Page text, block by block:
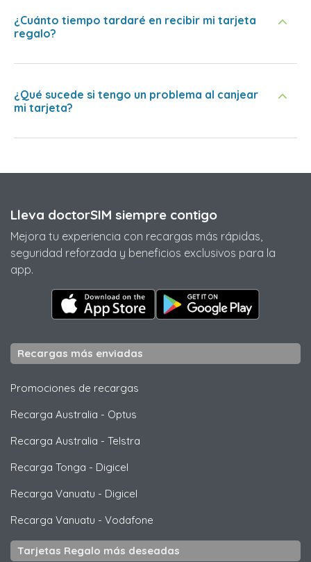
¿Cuánto tiempo tardaré en recibir mi tarjeta
regalo?
¿Qué sucede si tengo un problema al canjear
mi tarjeta?
Lleva doctorSIM siempre contigo
Mejora tu experiencia con recargas más rápidas,
seguridad reforzada y beneficios exclusivos para la
app.
Recargas más enviadas
Promociones de recargas
Recarga Australia - Optus
Recarga Australia - Telstra
Recarga Tonga - Digicel
Recarga Vanuatu - Digicel
Recarga Vanuatu - Vodafone
Tarjetas Regalo más deseadas